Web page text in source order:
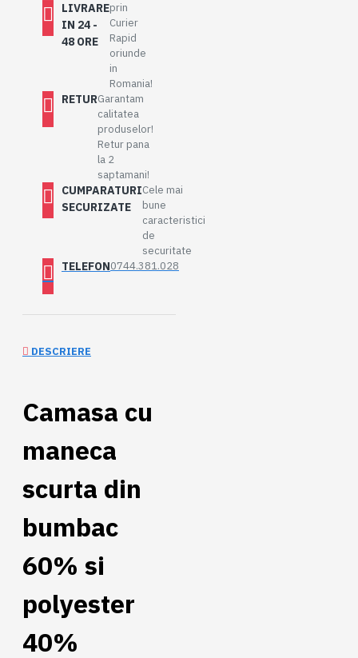
LIVRARE
IN 24 -
48 ORE
prin
Curier
Rapid
oriunde
in
Romania!
RETURGarantam
calitatea
produselor!
Retur pana
la 2
saptamani!
CUMPARATURI
SECURIZATE
Cele mai
bune
caracteristici
de
securitate
TELEFON0744.381.028
DESCRIERE
Camasa cu
maneca
scurta din
bumbac
60% si
polyester
40%